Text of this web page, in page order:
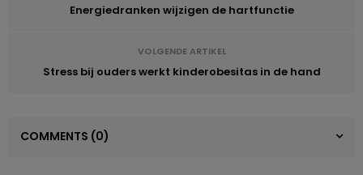
Energiedranken wijzigen de hartfunctie
VOLGENDE ARTIKEL
Stress bij ouders werkt kinderobesitas in de hand
COMMENTS (0)